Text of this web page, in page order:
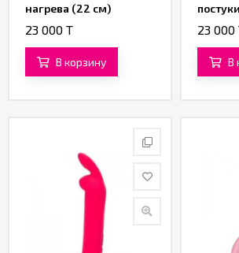
нагрева (22 см)
23 000 T
В корзину
Hop»
23 000
В